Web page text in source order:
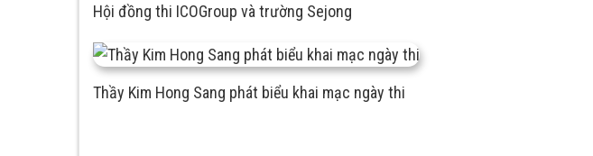
Hội đồng thi ICOGroup và trường Sejong
Thầy Kim Hong Sang phát biểu khai mạc ngày thi